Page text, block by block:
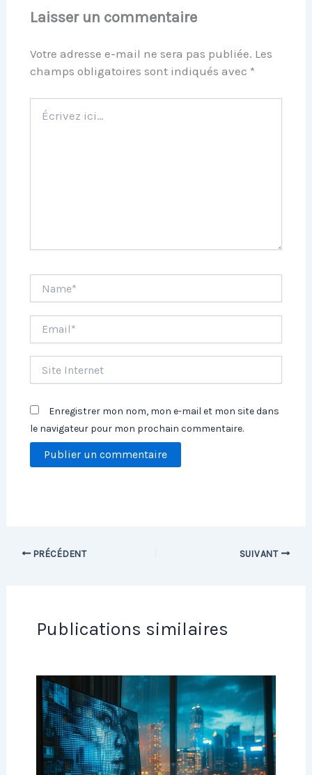
Laisser un commentaire
Votre adresse e-mail ne sera pas publiée. Les
champs obligatoires sont indiqués avec *
ici…
Internet
Enregistrer mon nom, mon e-mail et mon site dans
le navigateur pour mon prochain commentaire.
PRÉCÉDENT SUIVANT
Publications similaires